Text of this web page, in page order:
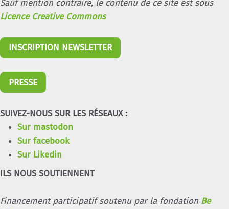
Sauf mention contraire, le contenu de ce site est sous
Licence Creative Commons
INSCRIPTION NEWSLETTER
PRESSE
SUIVEZ-NOUS SUR LES RÉSEAUX :
Sur mastodon
Sur facebook
Sur Likedin
ILS NOUS SOUTIENNENT
Financement participatif soutenu par la fondation Be